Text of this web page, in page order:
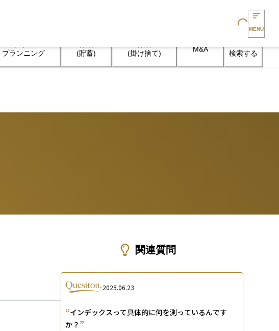
Loading...
MENU
プランニング
(貯蓄)
(掛け捨て)
M&A 検索する
関連質問
2025.06.23
“インデックスって具体的に何を測っているんです
か？ ”